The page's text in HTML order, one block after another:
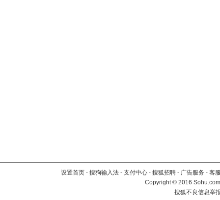
设置首页 - 搜狗输入法 - 支付中心 - 搜狐招聘 - 广告服务 - 客
Copyright©2016
搜狐不良信息举